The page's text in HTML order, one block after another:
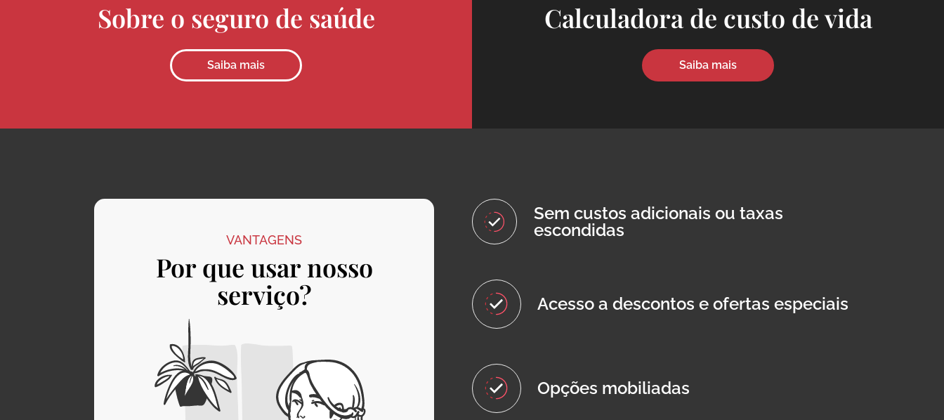
Sobre o seguro de saúde
Saiba mais
Calculadora de custo de vida
Saiba mais
VANTAGENS
Por que usar nosso
serviço?
Sem custos adicionais ou taxas
escondidas
Acesso a descontos e ofertas especiais
Opções mobiliadas